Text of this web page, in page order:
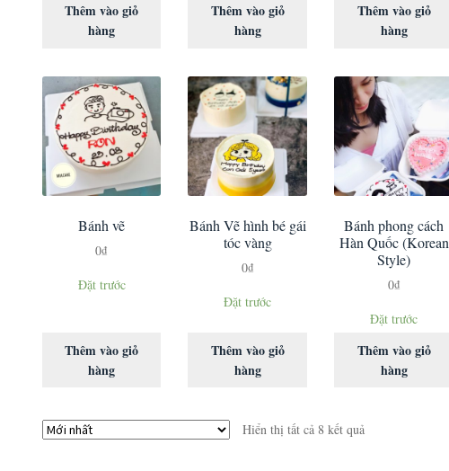
Thêm vào giỏ
hàng
Thêm vào giỏ
hàng
Thêm vào giỏ
hàng
Bánh vẽ
0₫
Đặt trước
Thêm vào giỏ
hàng
Bánh Vẽ hình bé gái
tóc vàng
0₫
Đặt trước
Thêm vào giỏ
hàng
Bánh phong cách
Hàn Quốc (Korean
Style)
0₫
Đặt trước
Thêm vào giỏ
hàng
Hiển thị tất cả 8 kết quả